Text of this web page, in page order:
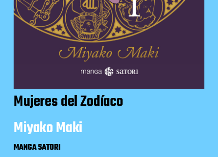
Mujeres del Zodíaco
Miyako Maki
MANGA SATORI